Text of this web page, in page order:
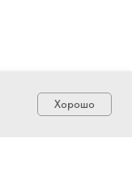
Хорошо